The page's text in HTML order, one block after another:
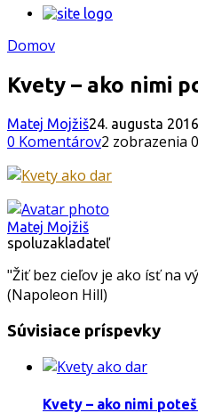
Domov
Kvety – ako nimi
Matej Mojžiš24. augusta 2016
0 Komentárov2 zobrazenia 0
Matej Mojžiš
spoluzakladateľ
"Žiť bez cieľov je ako ísť na
(Napoleon Hill)
Súvisiace príspevky
Kvety – ako nimi